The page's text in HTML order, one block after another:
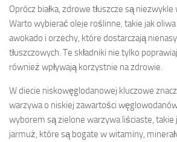
Oprócz białka, zdrowe tłuszcze są
Warto wybierać oleje roślinne, takie jak
awokado i orzechy, które dostarczają
tłuszczowych. Te składniki nie tylko
również wpływają korzystnie na zdrowie.
W diecie niskowęglodanowej kluczowe
warzywa o niskiej zawartości
wyborem są zielone warzywa liściaste, takie
jarmuż, które są bogate w witaminy,